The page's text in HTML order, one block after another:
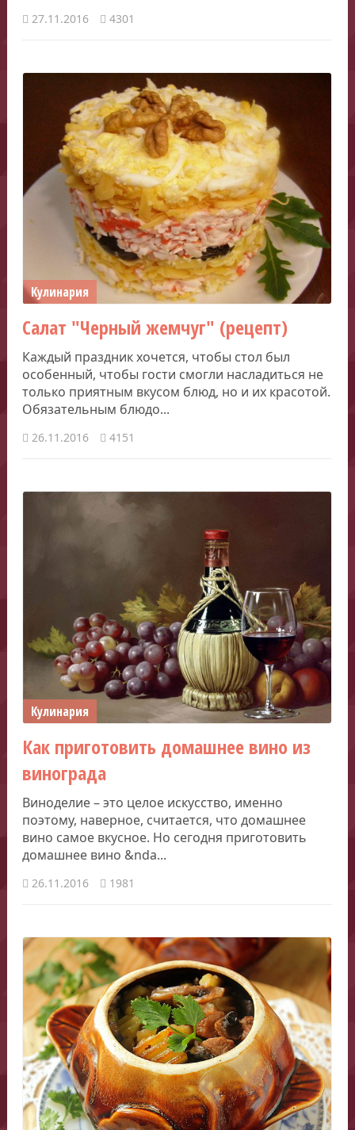
27.11.2016 4301
Кулинария
Салат "Черный жемчуг" (рецепт)
Каждый праздник хочется, чтобы стол был
особенный, чтобы гости смогли насладиться не
только приятным вкусом блюд, но и их красотой.
Обязательным блюдо...
26.11.2016 4151
Кулинария
Как приготовить домашнее вино из
винограда
Виноделие – это целое искусство, именно
поэтому, наверное, считается, что домашнее
вино самое вкусное. Но сегодня приготовить
домашнее вино &nda...
26.11.2016 1981